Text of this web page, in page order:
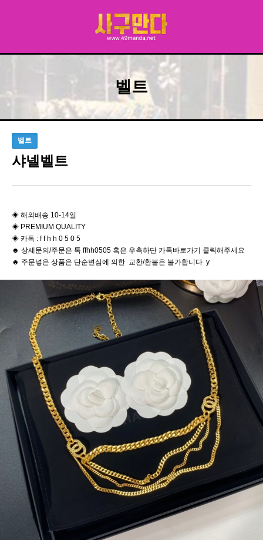
벨트
벨트
샤넬벨트
◈ 해외배송 10-14일
◈ PREMIUM QUALITY
◈ 카톡 : f f h h 0 5 0 5
☻ 상세문의/주문은 톡 ffhh0505 혹은 우측하단 카톡바로가기 클릭해주세요
☻ 주문넣은 상품은 단순변심에 의한 교환/환불은 불가합니다 y